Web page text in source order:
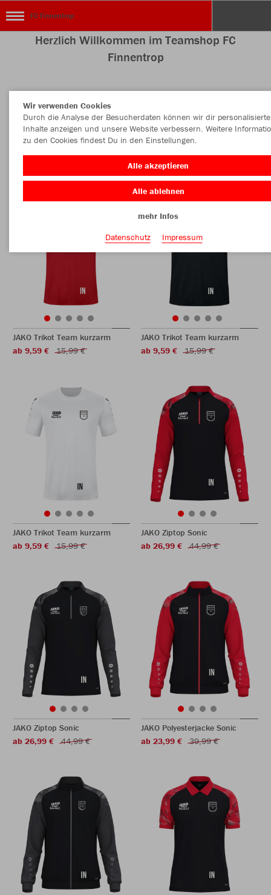
FC Finnentrop
Herzlich Willkommen im Teamshop FC
Finnentrop
Nachhaltig Farbe
JAKO Trikot Team kurzarm
ab 9,59 €
15,99 €
JAKO Trikot Team kurzarm
ab 9,59 €
15,99 €
JAKO Trikot Team kurzarm
ab 9,59 €
15,99 €
JAKO Ziptop Sonic
ab 26,99 €
44,99 €
JAKO Ziptop Sonic
ab 26,99 €
44,99 €
JAKO Polyesterjacke Sonic
ab 23,99 €
39,99 €
Wir verwenden Cookies
Durch die Analyse der Besucherdaten können wir dir personalisierte
Inhalte anzeigen und unsere Website verbessern. Weitere
zu den Cookies findest Du in den Einstellungen.
Alle akzeptieren
Alle ablehnen
mehr Infos
Datenschutz
Impressum